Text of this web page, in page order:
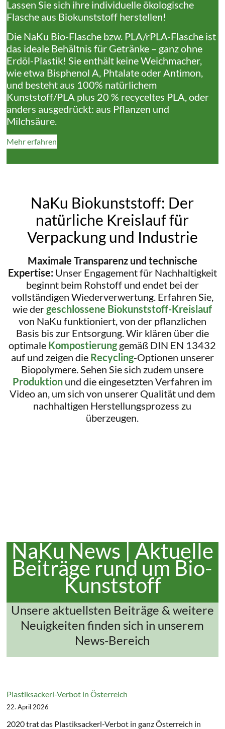
Lassen Sie sich ihre individuelle ökologische
Flasche aus Biokunststoff herstellen!
Die NaKu Bio-Flasche bzw. PLA/rPLA-Flasche ist
das ideale Behältnis für Getränke – ganz ohne
Erdöl-Plastik! Sie enthält keine Weichmacher,
wie etwa Bisphenol A, Phtalate oder Antimon,
und besteht aus 100% natürlichem
Kunststoff/PLA plus 20 % recyceltes PLA, oder
anders ausgedrückt: aus Pflanzen und
Milchsäure.
Mehr erfahren
NaKu Biokunststoff: Der
natürliche Kreislauf für
Verpackung und Industrie
Maximale Transparenz und technische
Expertise:Unser Engagement für Nachhaltigkeit
beginnt beim Rohstoff und endet bei der
vollständigen Wiederverwertung. Erfahren Sie,
wie dergeschlossene Biokunststoff-Kreislauf
von NaKu funktioniert, von der pflanzlichen
Basis bis zur Entsorgung. Wir klären über die
optimale Kompostierunggemäß DIN EN 13432
auf und zeigen die Recycling-Optionen unserer
Biopolymere. Sehen Sie sich zudem unsere
Produktion und die eingesetzten Verfahren im
Video an, um sich von unserer Qualität und dem
nachhaltigen Herstellungsprozess zu
überzeugen.
NaKu News | Aktuelle
Beiträge rund um Bio-
Kunststoff
Unsere aktuellsten Beiträge & weitere
Neuigkeiten finden sich in unserem
News-Bereich
Plastiksackerl-Verbot in Österreich
22. April 2026
2020 trat das Plastiksackerl-Verbot in ganz Österreich in